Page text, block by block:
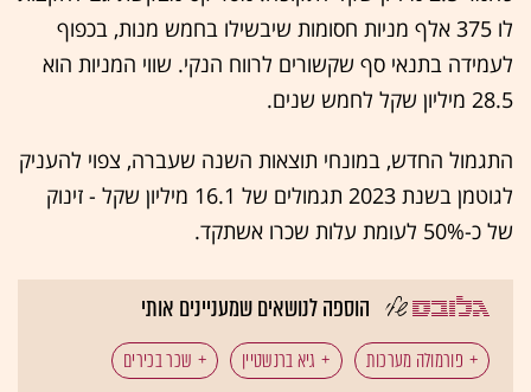
לו 375 אלף מניות חסומות שיבשילו בחמש מנות, בכפוף
לעמידה בתנאי סף שקשורים לרווח הנקי. שווי המניות הוא
28.5 מיליון שקל לחמש שנים.
התגמול החדש, במונחי תוצאות השנה שעברה, צפוי להעניק
לגוטמן בשנת 2023 תגמולים של 16.1 מיליון שקל - זינוק
של כ-50% לעומת עלות שכרו אשתקד.
הוספה לנושאים שמעניינים אותי
פורמולה מערכות גיא ברנשטיין שכר בכירים